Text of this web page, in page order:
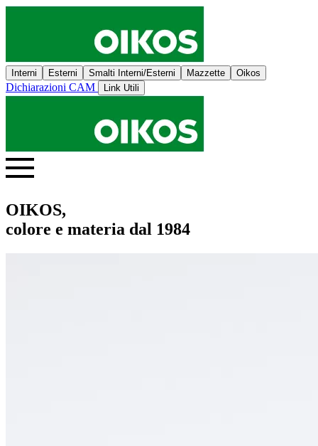
Interni Esterni Smalti Interni/Esterni Mazzette Oikos
Dichiarazioni CAM Link Utili
OIKOS,
colore e materia dal 1984